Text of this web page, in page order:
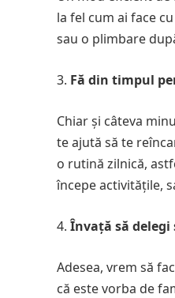
la fel cum ai face
sau o plimbare
Fă din timpul
Chiar și câteva
te ajută să te
o rutină zilnică,
începe activitățile,
Învață să delegi
Adesea, vrem să
că este vorba de